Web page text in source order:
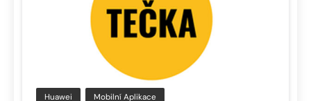
Huawei Mobilní Aplikace